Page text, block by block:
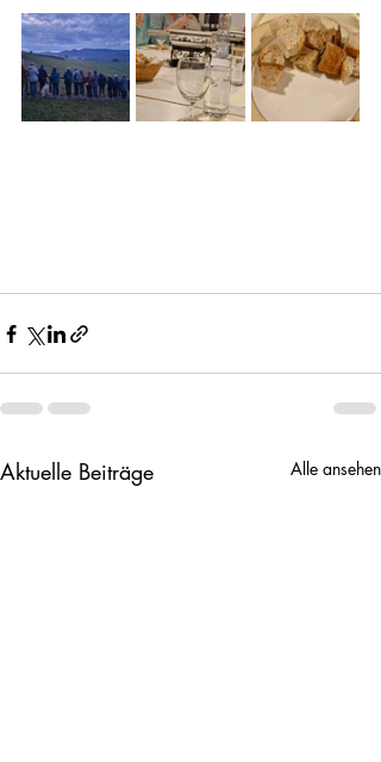
Aktuelle Beiträge Alle ansehen